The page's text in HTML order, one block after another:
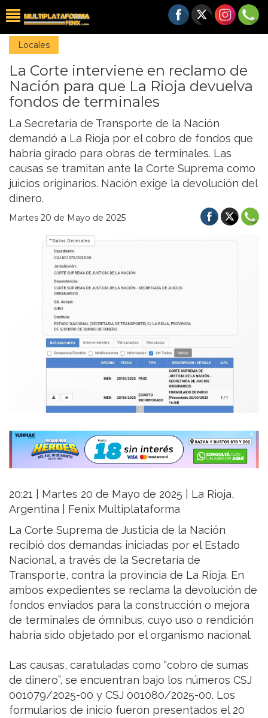
Locales
La Corte interviene en reclamo de
Nación para que La Rioja devuelva
fondos de terminales
La Secretaría de Transporte de la Nación
demandó a La Rioja por el cobro de fondos que
habría girado para obras de terminales. Las
causas se tramitan ante la Corte Suprema como
juicios originarios. Nación exige la devolución del
dinero.
Martes 20 de Mayo de 2025
20:21 | Martes 20 de Mayo de 2025 | La Rioja,
Argentina | Fenix Multiplataforma
La Corte Suprema de Justicia de la Nación
recibió dos demandas iniciadas por el Estado
Nacional, a través de la Secretaría de
Transporte, contra la provincia de La Rioja. En
ambos expedientes se reclama la devolución de
fondos enviados para la construcción o mejora
de terminales de ómnibus, cuyo uso o rendición
habría sido objetado por el organismo nacional.
Las causas, caratuladas como “cobro de sumas
de dinero”, se encuentran bajo los números CSJ
001079/2025-00 y CSJ 001080/2025-00. Los
formularios de inicio fueron presentados el 20